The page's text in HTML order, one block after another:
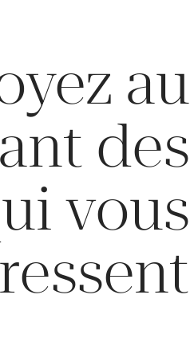
au
des
vous
!